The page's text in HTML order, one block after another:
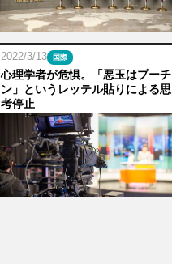
2022/3/13 国際
心理学者が危惧。「悪玉はプーチ
ン」というレッテル貼りによる思
考停止